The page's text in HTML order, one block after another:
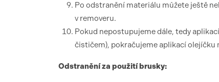
Po odstranění materiálu můžete ještě
v removeru.
Pokud nepostupujeme dále, tedy
čističem), pokračujeme aplikací olejíčku
Odstranění za použití brusky: